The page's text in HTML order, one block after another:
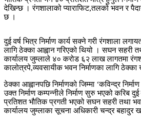
देखिन्छ । रंगशालाको प्याराफिट,तलको भवन र
छ ।
दुई वर्ष भित्र निर्माण कार्य सक्ने गरी रंगशाला
लागि ठेक्का आह्वान गरिएको थियो । सघन सहरी
कार्यालय जुम्लाले ४० करोड ६२ लाख लागतमा
कालोत्रपे,व्यवसायीक भवन निर्माणका लागि ठेक्का
ठेक्का आह्वानपछि निर्माणको जिम्मा ‘कविन्द्र
उक्त निर्माण कम्पन्नीले निर्माण सुरु भएको करिब दुई
प्रतिशत भौतिक प्रगती भएको सघन सहरी तथा
कार्यालय जुम्लाका सूचना अधिकारी चन्द्र बहादुर